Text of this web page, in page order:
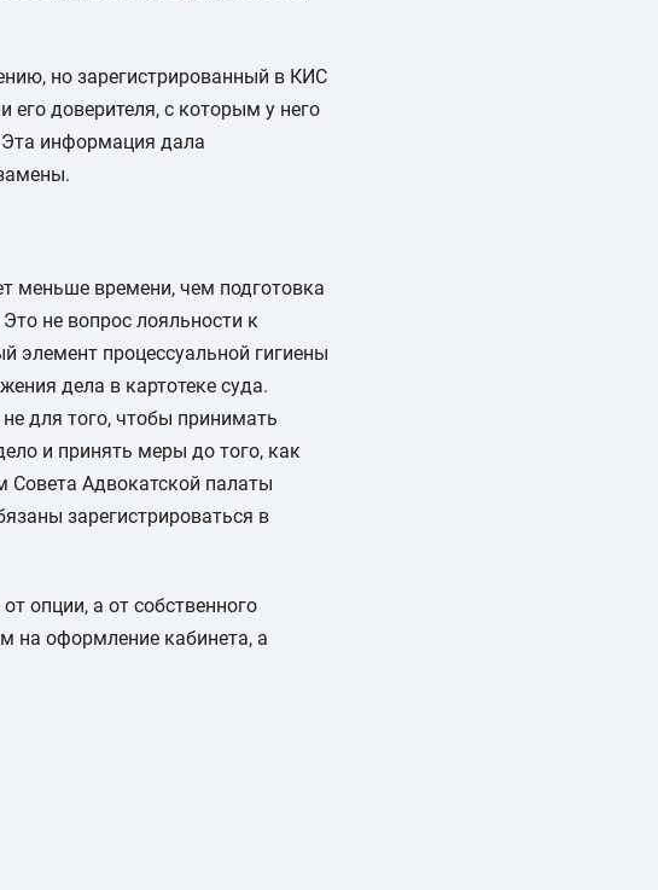
но зарегистрированный в КИС
его доверителя, с которым у него
Эта информация дала
меньше времени, чем подготовка
не вопрос лояльности к
элемент процессуальной гигиены
дела в картотеке суда.
для того, чтобы принимать
и принять меры до того, как
Совета Адвокатской палаты
зарегистрироваться в
опции, а от собственного
на оформление кабинета, а